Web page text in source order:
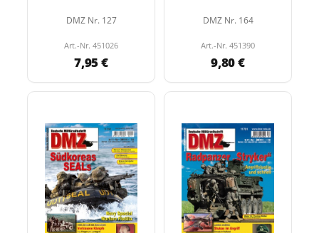
DMZ Nr. 127
Art.-Nr. 451026
7,95 €
DMZ Nr. 164
Art.-Nr. 451390
9,80 €